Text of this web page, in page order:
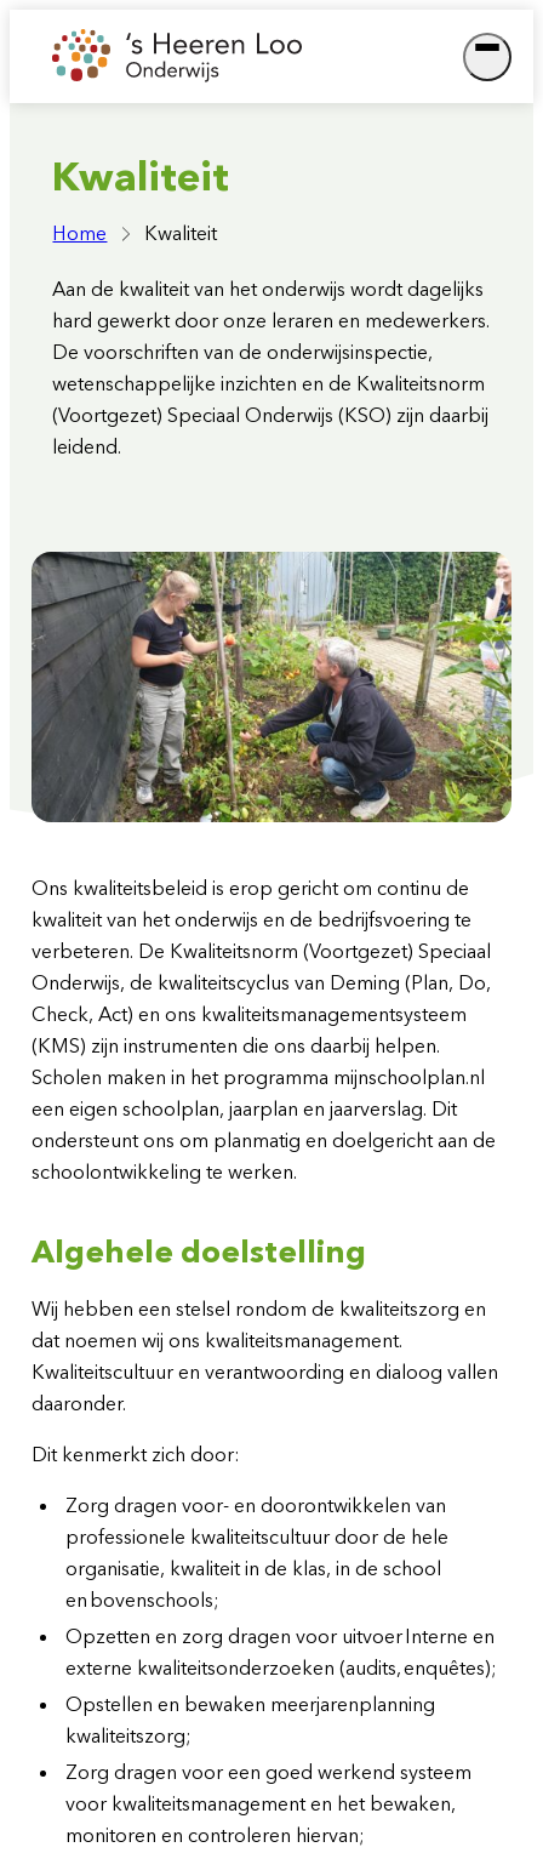
Kwaliteit
Home Kwaliteit
Aan de kwaliteit van het onderwijs wordt dagelijks
hard gewerkt door onze leraren en medewerkers.
De voorschriften van de onderwijsinspectie,
wetenschappelijke inzichten en de Kwaliteitsnorm
(Voortgezet) Speciaal Onderwijs (KSO) zijn daarbij
leidend.
Ons kwaliteitsbeleid is erop gericht om continu de
kwaliteit van het onderwijs en de bedrijfsvoering te
verbeteren. De Kwaliteitsnorm (Voortgezet) Speciaal
Onderwijs, de kwaliteitscyclus van Deming (Plan, Do,
Check, Act) en ons kwaliteitsmanagementsysteem
(KMS) zijn instrumenten die ons daarbij helpen.
Scholen maken in het programma mijnschoolplan.nl
een eigen schoolplan, jaarplan en jaarverslag. Dit
ondersteunt ons om planmatig en doelgericht aan de
schoolontwikkeling te werken.
Algehele doelstelling
Wij hebben een stelsel rondom de kwaliteitszorg en
dat noemen wij ons kwaliteitsmanagement.
Kwaliteitscultuur en verantwoording en dialoog vallen
daaronder.
Dit kenmerkt zich door:
Zorg dragen voor- en doorontwikkelen van
professionele kwaliteitscultuur door de hele
organisatie, kwaliteit in de klas, in de school
en bovenschools;
Opzetten en zorg dragen voor uitvoer Interne en
externe kwaliteitsonderzoeken (audits, enquêtes);
Opstellen en bewaken meerjarenplanning
kwaliteitszorg;
Zorg dragen voor een goed werkend systeem
voor kwaliteitsmanagement en het bewaken,
monitoren en controleren hiervan;